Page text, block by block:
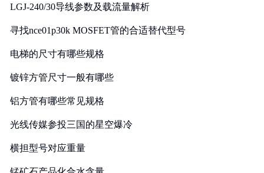
LGJ-240/30导线参数及载流量解析
寻找nce01p30k MOSFET管的合适替代型号
电梯的尺寸有哪些规格
镀锌方管尺寸一般有哪些
铝方管有哪些常见规格
光线传媒参投三国的星空爆冷
横担型号对应重量